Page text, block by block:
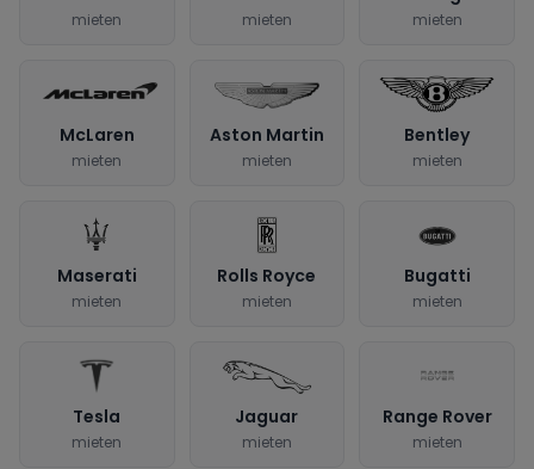
mieten mieten mieten
McLaren
mieten
Aston Martin
mieten
Bentley
mieten
Maserati
mieten
Rolls Royce
mieten
Bugatti
mieten
Tesla
mieten
Jaguar
mieten
Range Rover
mieten